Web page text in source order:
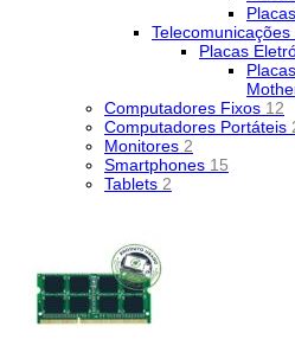
Telecomunicações
Placas
Computadores Fixos 12
Computadores Portáteis
Monitores 2
Smartphones 15
Tablets 2